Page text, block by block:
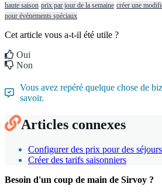
haute saison prix par jour de la semaine créer une
pour événements spéciaux
Cet article vous a-t-il été utile ?
Oui
Non
Vous avez repéré quelque chose de
savoir.
Articles connexes
Configurer des prix pour des
Créer des tarifs saisonniers
Besoin d'un coup de main de Sirvoy ?